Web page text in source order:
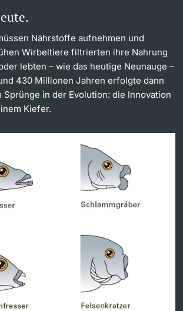
Nährstoffe aufnehmen und
Wirbeltiere filtrierten ihre Nahrung
lebten – wie das heutige Neunauge –
430 Millionen Jahren erfolgte dann
in der Evolution: die Innovation
Kiefer.